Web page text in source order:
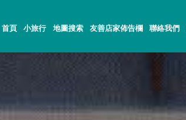
首頁 小旅行 地圖搜索 友善店家佈告欄 聯絡我們